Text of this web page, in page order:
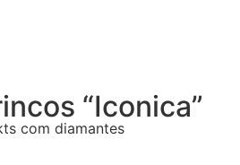
“Iconica”
com diamantes